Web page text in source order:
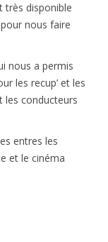
très disponible
nous faire
nous a permis
les recup’ et les
les conducteurs
entres les
et le cinéma